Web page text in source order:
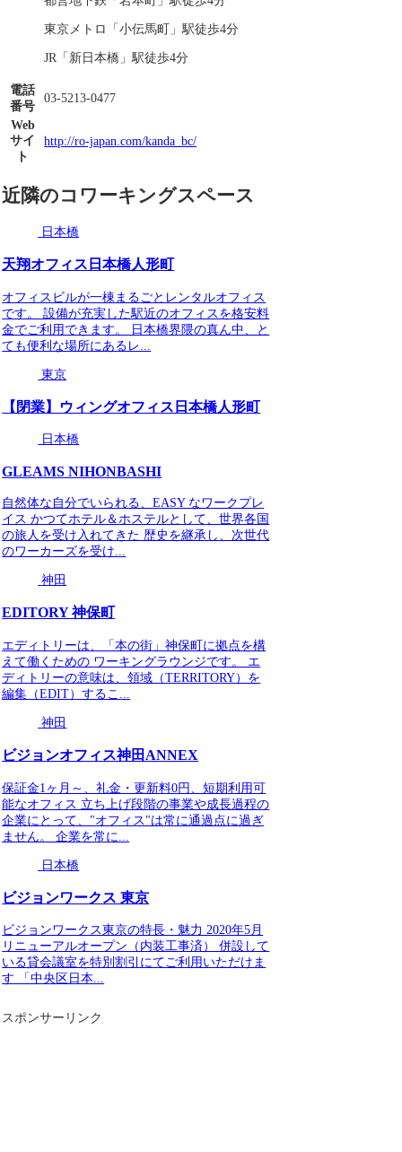
東京メトロ「小伝馬町」駅徒歩4分
JR「新日本橋」駅徒歩4分
電話
番号
03-5213-0477
Web
サイ
ト
http://ro-japan.com/kanda_bc/
近隣のコワーキングスペース
日本橋
天翔オフィス日本橋人形町
オフィスビルが一棟まるごとレンタルオフィス
です。 設備が充実した駅近のオフィスを格安料
金でご利用できます。 日本橋界隈の真ん中、と
ても便利な場所にあるレ...
東京
【閉業】ウィングオフィス日本橋人形町
日本橋
GLEAMS NIHONBASHI
自然体な自分でいられる、EASY なワークプレ
イス かつてホテル＆ホステルとして、世界各国
の旅人を受け入れてきた 歴史を継承し、次世代
のワーカーズを受け...
神田
EDITORY 神保町
エディトリーは、「本の街」神保町に拠点を構
えて働くための ワーキングラウンジです。 エ
ディトリーの意味は、領域（TERRITORY）を
編集（EDIT）するこ...
神田
ビジョンオフィス神田ANNEX
保証金1ヶ月～、礼金・更新料0円、短期利用可
能なオフィス 立ち上げ段階の事業や成長過程の
企業にとって、"オフィス"は常に通過点に過ぎ
ません。 企業を常に...
日本橋
ビジョンワークス 東京
ビジョンワークス東京の特長・魅力 2020年5月
リニューアルオープン（内装工事済） 併設して
いる貸会議室を特別割引にてご利用いただけま
す 「中央区日本...
スポンサーリンク